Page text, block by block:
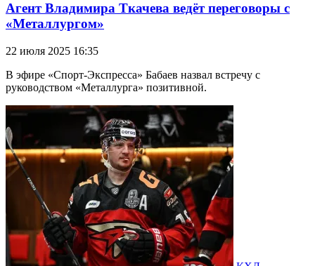
Агент Владимира Ткачева ведёт переговоры с
«Металлургом»
22 июля 2025 16:35
В эфире «Спорт-Экспресса» Бабаев назвал встречу с
руководством «Металлурга» позитивной.